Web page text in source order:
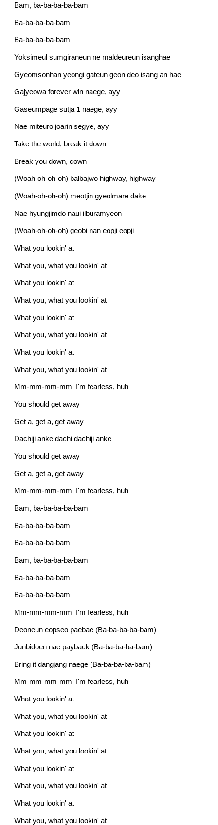
Bam, ba-ba-ba-ba-bam
Ba-ba-ba-ba-bam
Ba-ba-ba-ba-bam
Yoksimeul sumgiraneun ne maldeureun isanghae
Gyeomsonhan yeongi gateun geon deo isang an hae
Gajyeowa forever win naege, ayy
Gaseumpage sutja 1 naege, ayy
Nae miteuro joarin segye, ayy
Take the world, break it down
Break you down, down
(Woah-oh-oh-oh) balbajwo highway, highway
(Woah-oh-oh-oh) meotjin gyeolmare dake
Nae hyungjimdo naui ilburamyeon
(Woah-oh-oh-oh) geobi nan eopji eopji
What you lookin' at
What you, what you lookin' at
What you lookin' at
What you, what you lookin' at
What you lookin' at
What you, what you lookin' at
What you lookin' at
What you, what you lookin' at
Mm-mm-mm-mm, I'm fearless, huh
You should get away
Get a, get a, get away
Dachiji anke dachi dachiji anke
You should get away
Get a, get a, get away
Mm-mm-mm-mm, I'm fearless, huh
Bam, ba-ba-ba-ba-bam
Ba-ba-ba-ba-bam
Ba-ba-ba-ba-bam
Bam, ba-ba-ba-ba-bam
Ba-ba-ba-ba-bam
Ba-ba-ba-ba-bam
Mm-mm-mm-mm, I'm fearless, huh
Deoneun eopseo paebae (Ba-ba-ba-ba-bam)
Junbidoen nae payback (Ba-ba-ba-ba-bam)
Bring it dangjang naege (Ba-ba-ba-ba-bam)
Mm-mm-mm-mm, I'm fearless, huh
What you lookin' at
What you, what you lookin' at
What you lookin' at
What you, what you lookin' at
What you lookin' at
What you, what you lookin' at
What you lookin' at
What you, what you lookin' at